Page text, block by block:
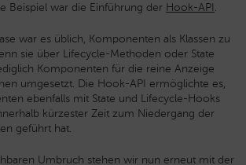
Beispiel war die Einführung der Hook-API.
war es üblich, Komponenten als Klassen zu
sie über Lifecycle-Methoden oder State
Komponenten für die reine Anzeige
umgesetzt. Die Hook-API ermöglichte es,
ebenfalls mit State und Lifecycle-Hooks
kürzester Zeit zum Niedergang der
geführt hat.
Umbruch stehen wir nun erneut mit der